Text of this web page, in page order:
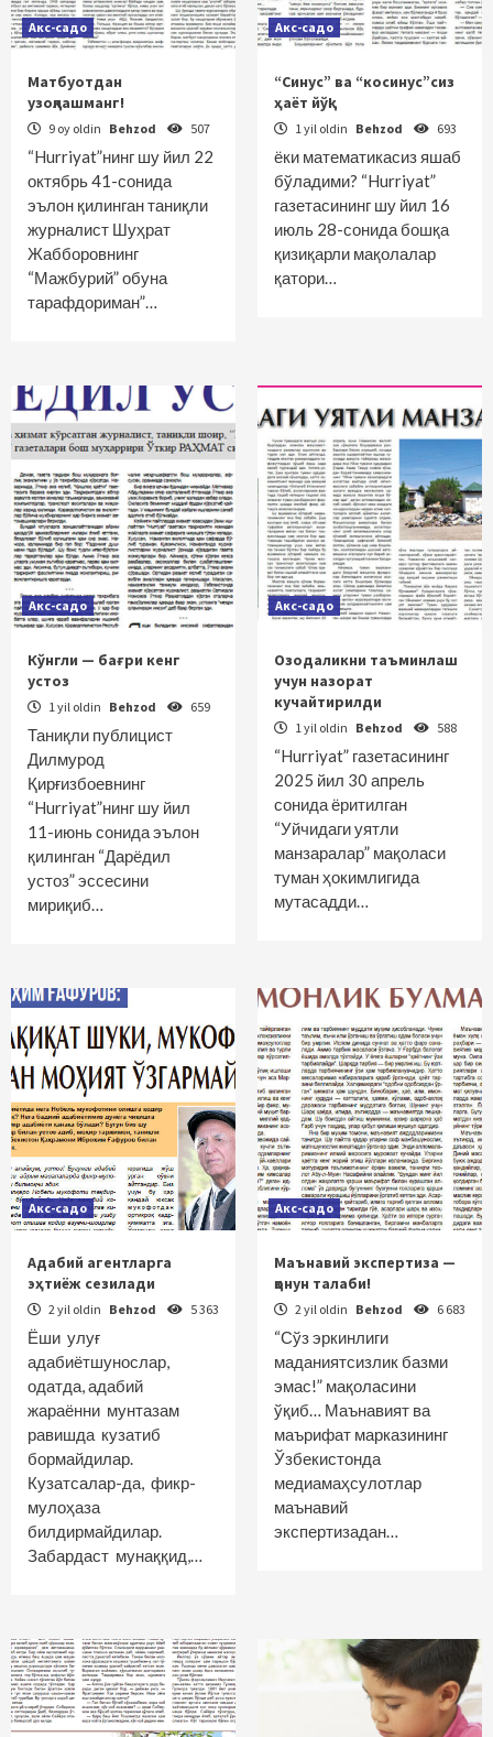
Акс-садо
Матбуотдан
узоқлашманг!
9 oy oldin Behzod 507
“Hurriyat”нинг шу йил 22
октябрь 41-сонида
эълон қилинган таниқли
журналист Шуҳрат
Жабборовнинг
“Мажбурий” обуна
тарафдориман”…
Акс-садо
“Синус” ва “косинус”сиз
ҳаёт йўқ!
1 yil oldin Behzod 693
ёки математикасиз яшаб
бўладими? “Hurriyat”
газетасининг шу йил 16
июль 28-сонида бошқа
қизиқарли мақолалар
қатори…
Акс-садо
Кўнгли — бағри кенг
устоз
1 yil oldin Behzod 659
Таниқли публицист
Дилмурод
Қирғизбоевнинг
“Hurriyat”нинг шу йил
11-июнь сонида эълон
қилинган “Дарёдил
устоз” эссесини
мириқиб…
Акс-садо
Озодаликни таъминлаш
учун назорат
кучайтирилди
1 yil oldin Behzod 588
“Hurriyat” газетасининг
2025 йил 30 апрель
сонида ёритилган
“Уйчидаги уятли
манзаралар” мақоласи
туман ҳокимлигида
мутасадди…
Акс-садо
Адабий агентларга
эҳтиёж сезилади
2 yil oldin Behzod 5 363
Ёши улуғ
адабиётшунослар,
одатда, адабий
жараённи мунтазам
равишда кузатиб
бормайдилар.
Кузатсалар-да, фикр-
мулоҳаза
билдирмайдилар.
Забардаст мунаққид,…
Акс-садо
Маънавий экспертиза —
қонун талаби!
2 yil oldin Behzod 6 683
“Сўз эркинлиги
маданиятсизлик базми
эмас!” мақоласини
ўқиб… Маънавият ва
маърифат марказининг
Ўзбекистонда
медиамаҳсулотлар
маънавий
экспертизадан…